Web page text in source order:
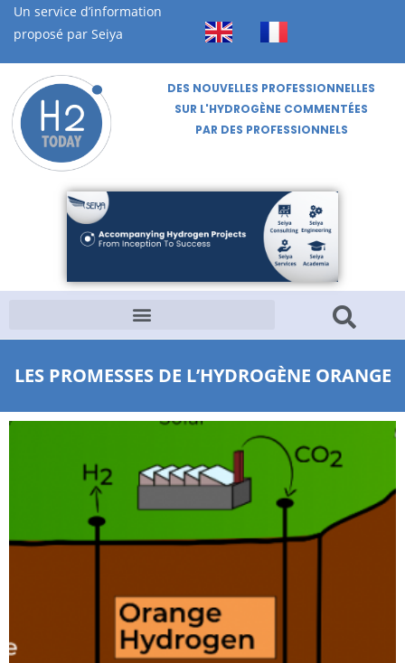
Un service d’information
proposé par Seiya
DES NOUVELLES PROFESSIONNELLES
SUR L'HYDROGÈNE COMMENTÉES
PAR DES PROFESSIONNELS
LES PROMESSES DE L’HYDROGÈNE ORANGE